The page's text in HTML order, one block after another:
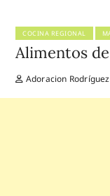
COCINA REGIONAL
Alimentos
Adoracion